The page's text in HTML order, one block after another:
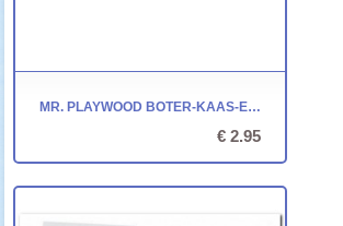
MR. PLAYWOOD BOTER-KAAS-EN-EIEREN (1)
€ 2.95